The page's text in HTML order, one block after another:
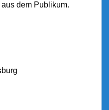
dem Publikum.